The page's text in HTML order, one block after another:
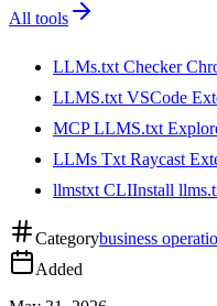
All tools
LLMs.txt Checker
LLMS.txt VSCode
MCP LLMS.txt
LLMs Txt Raycast
llmstxt CLIInstall
Categorybusiness
Added